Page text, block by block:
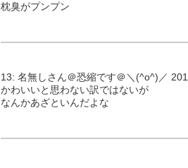
枕臭がプンプン
13: 名無しさん＠恐縮です＠＼(^o^)／
かわいいと思わない訳ではないが
なんかあざといんだよな